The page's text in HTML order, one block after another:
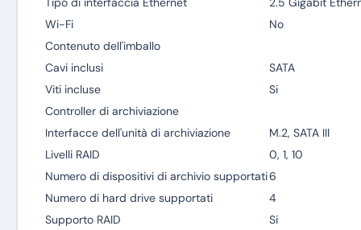
Wi-Fi
No
Contenuto dell'imballo
Cavi inclusi
SATA
Viti incluse
Si
Controller di archiviazione
Interfacce dell'unità di archiviazione
M.2, SATA III
Livelli RAID
0, 1, 10
Numero di dispositivi di archivio supportati6
Numero di hard drive supportati
4
Supporto RAID
Si